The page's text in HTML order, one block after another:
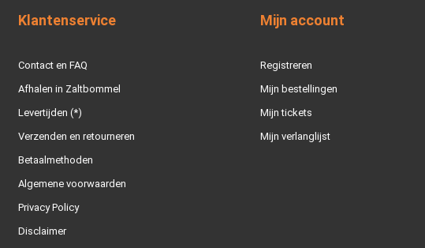
Klantenservice
Contact en FAQ
Afhalen in Zaltbommel
Levertijden (*)
Verzenden en retourneren
Betaalmethoden
Algemene voorwaarden
Privacy Policy
Disclaimer
Mijn account
Registreren
Mijn bestellingen
Mijn tickets
Mijn verlanglijst